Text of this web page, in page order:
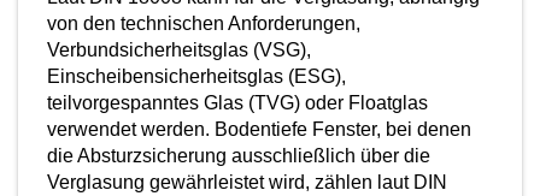
von den technischen Anforderungen,
Verbundsicherheitsglas (VSG),
Einscheibensicherheitsglas (ESG),
teilvorgespanntes Glas (TVG) oder Floatglas
verwendet werden. Bodentiefe Fenster, bei denen
die Absturzsicherung ausschließlich über die
Verglasung gewährleistet wird, zählen laut DIN